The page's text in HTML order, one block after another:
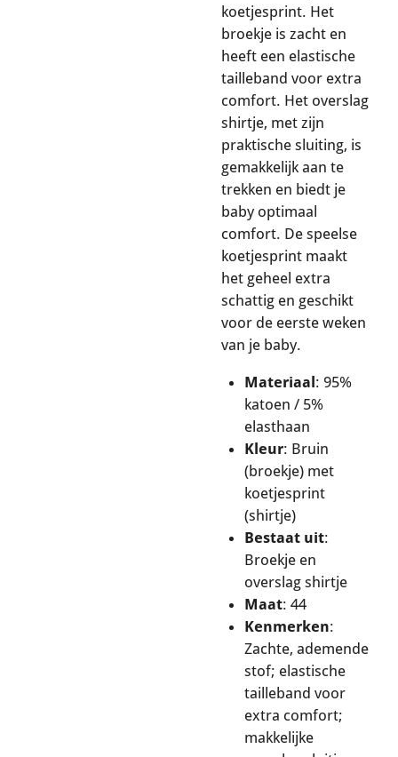
koetjesprint. Het
broekje is zacht en
heeft een elastische
tailleband voor extra
comfort. Het overslag
shirtje, met zijn
praktische sluiting, is
gemakkelijk aan te
trekken en biedt je
baby optimaal
comfort. De speelse
koetjesprint maakt
het geheel extra
schattig en geschikt
voor de eerste weken
van je baby.
Materiaal : 95%
katoen / 5%
elasthaan
Kleur: Bruin
(broekje) met
koetjesprint
(shirtje)
Bestaat uit:
Broekje en
overslag shirtje
Maat: 44
Kenmerken:
Zachte, ademende
stof; elastische
tailleband voor
extra comfort;
makkelijke